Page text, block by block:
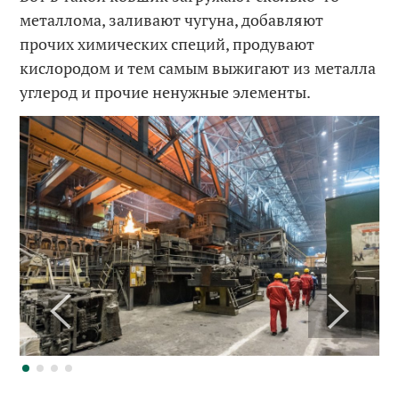
металлома, заливают чугуна, добавляют
прочих химических специй, продувают
кислородом и тем самым выжигают из металла
углерод и прочие ненужные элементы.